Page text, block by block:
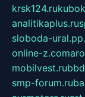
krsk124.ru
analitikaplus.ru
sloboda-
online-z.com
mobilvest.ru
smp-forum.ru